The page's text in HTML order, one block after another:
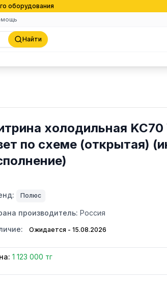
оборудования
Найти
холодильная
по схеме (открытая)
Полюс
производитель: Россия
Ожидается - 15.08.2026
1 123 000 тг